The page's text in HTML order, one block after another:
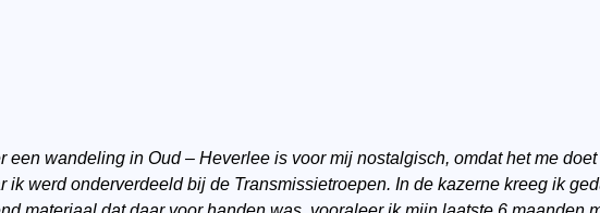
een wandeling in Oud – Heverlee is voor mij nostalgisch, omdat het me
ik werd onderverdeeld bij de Transmissietroepen. In de kazerne kreeg ik